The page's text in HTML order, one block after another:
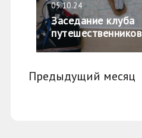
05.10.24
Заседание клуба
путешественников
Предыдущий месяц